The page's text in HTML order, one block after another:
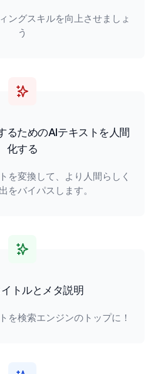
ングスキルを向上させましょ
う
るためのAIテキストを人間
化する
を変換して、より人間らしく
をバイパスします。
トルとメタ説明
を検索エンジンのトップに！